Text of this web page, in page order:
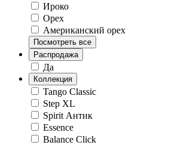
Ироко
Орех
Американский орех
Посмотреть все
Распродажа
Да
Коллекция
Tango Classic
Step XL
Spirit Антик
Essence
Balance Click